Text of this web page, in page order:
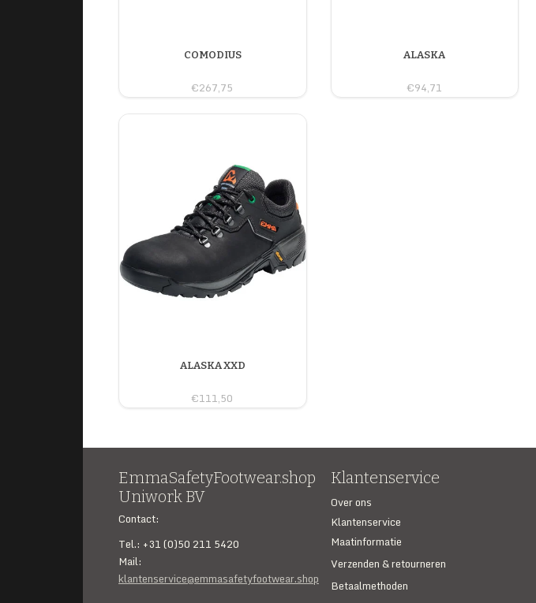
COMODIUS
€267,75
ALASKA
€94,71
ALASKA XXD
€111,50
EmmaSafetyFootwear.shop
Uniwork BV
Contact:
Tel.: +31 (0)50 211 5420
Mail:
klantenservice@emmasafetyfootwear.shop
Klantenservice
Over ons
Klantenservice
Maatinformatie
Verzenden & retourneren
Betaalmethoden